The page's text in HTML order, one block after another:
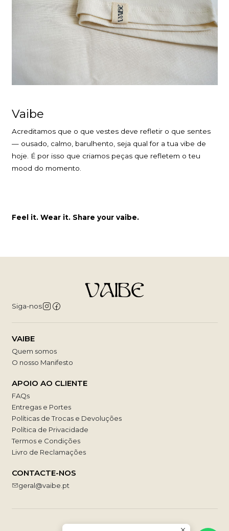
Vaibe
Acreditamos que o que vestes deve refletir o que sentes
— ousado, calmo, barulhento, seja qual for a tua vibe de
hoje. É por isso que criamos peças que refletem o teu
mood do momento.
Feel it. Wear it. Share your vaibe.
Siga-nos
VAIBE
Quem somos
O nosso Manifesto
APOIO AO CLIENTE
FAQs
Entregas e Portes
Políticas de Trocas e Devoluções
Política de Privacidade
Termos e Condições
Livro de Reclamações
CONTACTE-NOS
geral@vaibe.pt